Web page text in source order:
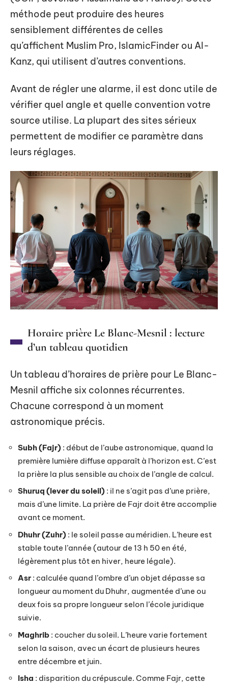
méthode peut produire des heures
sensiblement différentes de celles
qu’affichent Muslim Pro, IslamicFinder ou Al-
Kanz, qui utilisent d’autres conventions.
Avant de régler une alarme, il est donc utile de
vérifier quel angle et quelle convention votre
source utilise. La plupart des sites sérieux
permettent de modifier ce paramètre dans
leurs réglages.
Horaire prière Le Blanc-Mesnil : lecture
d’un tableau quotidien
Un tableau d’horaires de prière pour Le Blanc-
Mesnil affiche six colonnes récurrentes.
Chacune correspond à un moment
astronomique précis.
Subh (Fajr) : début de l’aube astronomique, quand la
première lumière diffuse apparaît à l’horizon est. C’est
la prière la plus sensible au choix de l’angle de calcul.
Shuruq (lever du soleil) : il ne s’agit pas d’une prière,
mais d’une limite. La prière de Fajr doit être accomplie
avant ce moment.
Dhuhr (Zuhr) : le soleil passe au méridien. L’heure est
stable toute l’année (autour de 13 h 50 en été,
légèrement plus tôt en hiver, heure légale).
Asr : calculée quand l’ombre d’un objet dépasse sa
longueur au moment du Dhuhr, augmentée d’une ou
deux fois sa propre longueur selon l’école juridique
suivie.
Maghrib : coucher du soleil. L’heure varie fortement
selon la saison, avec un écart de plusieurs heures
entre décembre et juin.
Isha : disparition du crépuscule. Comme Fajr, cette